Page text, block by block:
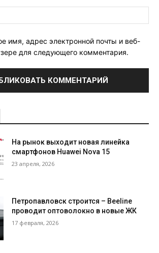
имя, адрес электронной почты и веб-
для следующего комментария.
На рынок выходит новая линейка
смартфонов Huawei Nova 15
23 апреля, 2026
Петропавловск строится – Beeline
проводит оптоволокно в новые ЖК
17 февраля, 2026